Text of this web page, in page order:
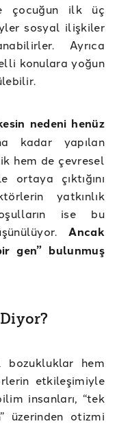
çocuğun ilk üç
sosyal ilişkiler
Ayrıca
konulara yoğun
nedeni henüz
kadar yapılan
hem de çevresel
çıktığını
yatkınlık
ise bu
Ancak
gen” bulunmuş
bozukluklar hem
etkileşimiyle
insanları, “tek
üzerinden otizmi